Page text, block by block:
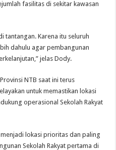
fasilitas di sekitar kawasan
tantangan. Karena itu seluruh
dahulu agar pembangunan
jelas Dody.
NTB saat ini terus
untuk memastikan lokasi
operasional Sekolah Rakyat
lokasi prioritas dan paling
Sekolah Rakyat pertama di